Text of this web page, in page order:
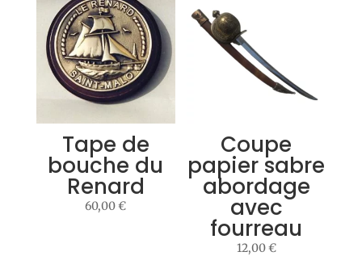
Tape de
bouche du
Renard
60,00€
Coupe
papier sabre
abordage
avec
fourreau
12,00€